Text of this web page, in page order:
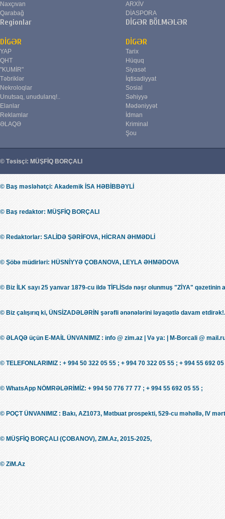
Naxçıvan
Qarabağ
Regionlar
ARXİV
DİASPORA
DİGƏR BÖLMƏLƏR
DİGƏR
YAP
QHT
"KUMİR"
Təbriklər
Nekroloqlar
Unutsaq, unudularıq!..
Elanlar
Reklamlar
ƏLAQƏ
DİGƏR
Tarix
Hüquq
Siyasət
İqtisadiyyat
Sosial
Səhiyyə
Mədəniyyət
İdman
Kriminal
Şou
© Təsisçi: MÜŞFİQ BORÇALI
© Baş məsləhətçi: Akademik İSA HƏBİBBƏYLİ
© Baş redaktor: MÜŞFİQ BORÇALI
© Redaktorlar: SALİDƏ ŞƏRİFOVA, HİCRAN ƏHMƏDLİ
© Şöbə müdirləri: HÜSNİYYƏ ÇOBANOVA, LEYLA ƏHMƏDOVA
© Biz İLK sayı 25 yanvar 1879-cu ildə TİFLİSdə nəşr olunmuş "ZİYA" qəzetinin
© Biz çalışırıq ki, ÜNSİZADƏLƏRİN şərəfli ənənələrini ləyaqətlə davam
© ƏLAQƏ üçün E-MAİL ÜNVANIMIZ : info @ zim.az | Və ya: | M-Borcali @
© TELEFONLARIMIZ : + 994 50 322 05 55 ; + 994 70 322 05 55 ; + 994 55 692
© WhatsApp NÖMRƏLƏRİMİZ: + 994 50 776 77 77 ; + 994 55 692 05 55 ;
© POÇT ÜNVANIMIZ : Bakı, AZ1073, Mətbuat prospekti, 529-cu məhəllə, IV
© MÜŞFİQ BORÇALI (ÇOBANOV), ZiM.Az, 2015-2025,
© ZiM.Az